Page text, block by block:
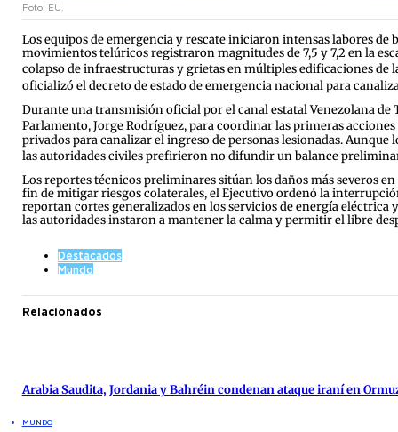
Foto: EU.
Los equipos de emergencia y rescate iniciaron intensas labores
movimientos telúricos registraron magnitudes de 7,5 y 7,2 en la
colapso de infraestructuras y grietas en múltiples edificaciones de
oficializó el decreto de estado de emergencia nacional para
Durante una transmisión oficial por el canal estatal Venezolana
Parlamento, Jorge Rodríguez, para coordinar las primeras
privados para canalizar el ingreso de personas lesionadas.
las autoridades civiles prefirieron no difundir un balance
Los reportes técnicos preliminares sitúan los daños más severos
fin de mitigar riesgos colaterales, el Ejecutivo ordenó la
reportan cortes generalizados en los servicios de energía eléctrica
las autoridades instaron a mantener la calma y permitir el libre
Destacados
Mundo
Relacionados
Arabia Saudita, Jordania y Bahréin condenan ataque iraní en
MUNDO